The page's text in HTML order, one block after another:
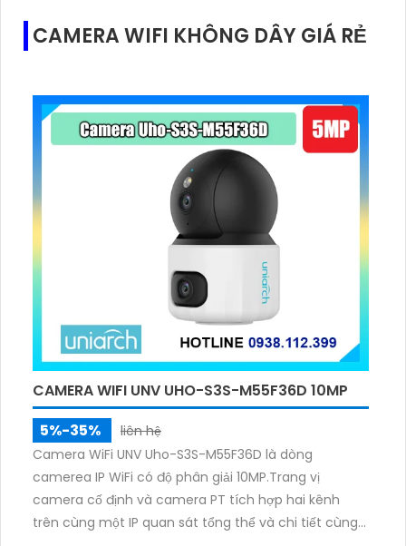
CAMERA WIFI KHÔNG DÂY GIÁ RẺ
CAMERA WIFI UNV UHO-S3S-M55F36D 10MP
5%-35%
liên hệ
Camera WiFi UNV Uho-S3S-M55F36D là dòng
camerea IP WiFi có độ phân giải 10MP.Trang vị
camera cố định và camera PT tích hợp hai kênh
trên cùng một IP quan sát tổng thể và chi tiết cùng